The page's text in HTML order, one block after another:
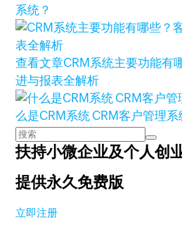
系统？
查看文章CRM系统主要功能有
进与报表全解析
么是CRM系统 CRM客户管理系
扶持小微企业及个人创
提供永久免费版
立即注册